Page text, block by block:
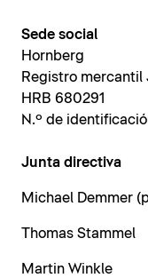
Sede social
Hornberg
Registro mercantil
HRB 680291
N.º de
Junta directiva
Michael Demmer
Thomas Stammel
Martin Winkle